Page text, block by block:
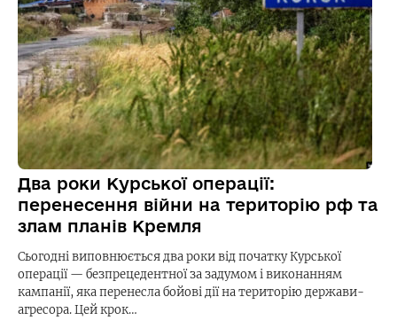
Два роки Курської операції:
перенесення війни на територію рф та
злам планів Кремля
Сьогодні виповнюється два роки від початку Курської
операції — безпрецедентної за задумом і виконанням
кампанії, яка перенесла бойові дії на територію держави-
агресора. Цей крок…